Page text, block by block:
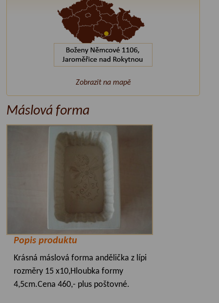
Zobrazit na mapě
Máslová forma
Popis produktu
Krásná máslová forma andělička z lípi
rozměry 15 x10,Hloubka formy
4,5cm.Cena 460,- plus poštovné.